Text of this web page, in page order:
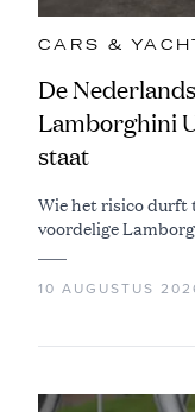
CARS &
De
Lamborghini
staat
Wie het risico durft
voordelige
10 AUGUSTUS